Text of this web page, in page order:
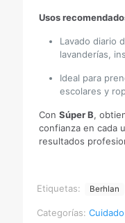
Usos
Lavado diario
lavanderías,
Ideal para
escolares y
ConSúper B,
confianza en cada
resultados
Etiquetas: Berhlan
Categorías: